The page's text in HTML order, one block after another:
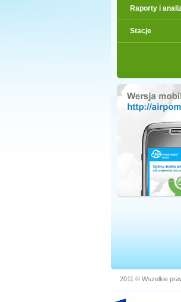
Raporty i
Stacje
2011 © Wszelkie